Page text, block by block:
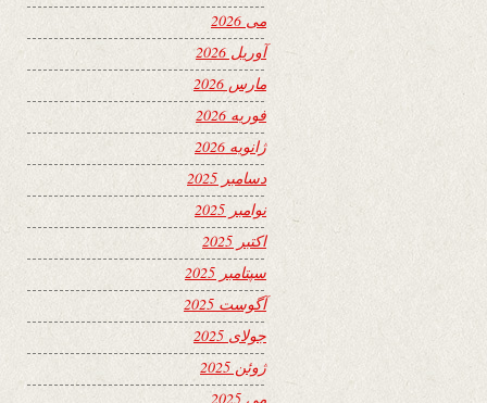
می 2026
آوریل 2026
مارس 2026
فوریه 2026
ژانویه 2026
دسامبر 2025
نوامبر 2025
اکتبر 2025
سپتامبر 2025
آگوست 2025
جولای 2025
ژوئن 2025
می 2025